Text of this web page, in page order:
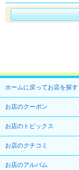
ホームに戻ってお店を探す
お店のクーポン
お店のトピックス
お店のクチコミ
お店のアルバム